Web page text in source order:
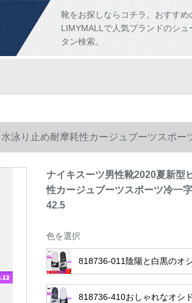
靴をお探しならコチラ。おすす
LIMYMALLで人気ブランドのシ
タン検索。
泳り止め耐摩耗性カージュブーツスポー
ナイキスーツ男性靴2020夏新型
性カージュブーツスポーツ冷一
42.5
色を選択
818736-011陰陽と白黒のオ
818736-410おしゃれなオシ